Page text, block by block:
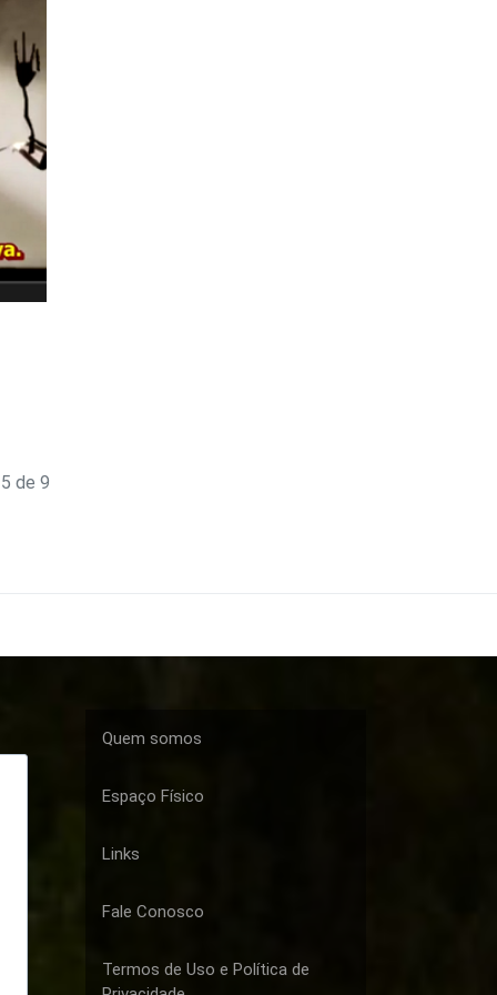
de 9
Quem somos
Espaço Físico
Links
Fale Conosco
Termos de Uso e Política de